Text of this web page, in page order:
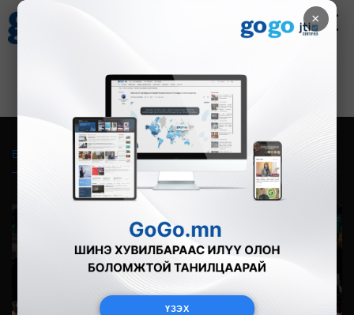
×
ҮЗЭХ
Зурхай
8.07
Бүгд Фото Видео Зурган өгүүлэмж